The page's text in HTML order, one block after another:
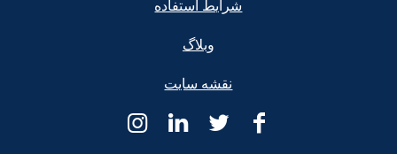
شرایط استفاده
وبلاگ
نقشه سایت
کمک کمککمککمک